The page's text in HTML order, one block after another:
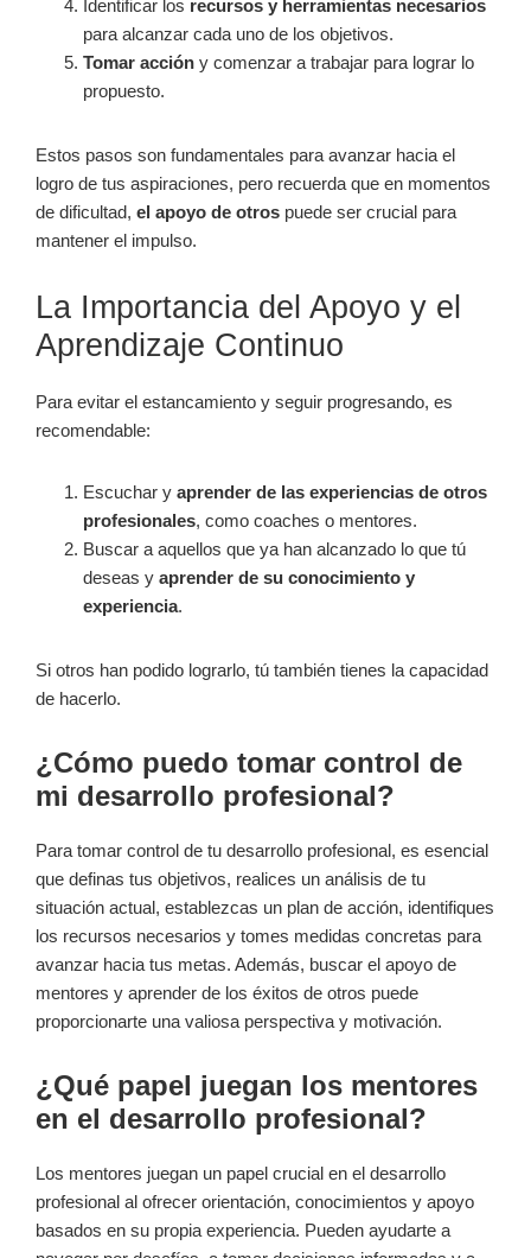
Identificar los recursos y herramientas necesarios
para alcanzar cada uno de los objetivos.
Tomar acción y comenzar a trabajar para lograr lo
propuesto.
Estos pasos son fundamentales para avanzar hacia el
logro de tus aspiraciones, pero recuerda que en momentos
de dificultad, el apoyo de otros puede ser crucial para
mantener el impulso.
La Importancia del Apoyo y el
Aprendizaje Continuo
Para evitar el estancamiento y seguir progresando, es
recomendable:
Escuchar y aprender de las experiencias de otros
profesionales, como coaches o mentores.
Buscar a aquellos que ya han alcanzado lo que tú
deseas y aprender de su conocimiento y
experiencia.
Si otros han podido lograrlo, tú también tienes la capacidad
de hacerlo.
¿Cómo puedo tomar control de
mi desarrollo profesional?
Para tomar control de tu desarrollo profesional, es esencial
que definas tus objetivos, realices un análisis de tu
situación actual, establezcas un plan de acción, identifiques
los recursos necesarios y tomes medidas concretas para
avanzar hacia tus metas. Además, buscar el apoyo de
mentores y aprender de los éxitos de otros puede
proporcionarte una valiosa perspectiva y motivación.
¿Qué papel juegan los mentores
en el desarrollo profesional?
Los mentores juegan un papel crucial en el desarrollo
profesional al ofrecer orientación, conocimientos y apoyo
basados en su propia experiencia. Pueden ayudarte a